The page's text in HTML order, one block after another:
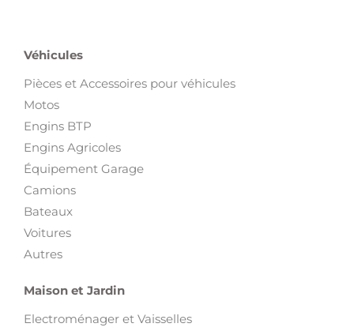
Véhicules
Pièces et Accessoires pour véhicules
Motos
Engins BTP
Engins Agricoles
Équipement Garage
Camions
Bateaux
Voitures
Autres
Maison et Jardin
Electroménager et Vaisselles